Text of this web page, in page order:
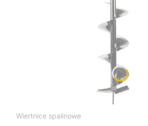
Wiertnice spalinowe